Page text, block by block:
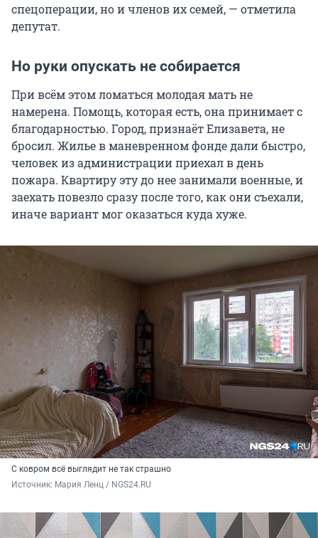
спецоперации, но и членов их семей, — отметила
депутат.
Но руки опускать не собирается
При всём этом ломаться молодая мать не
намерена. Помощь, которая есть, она принимает с
благодарностью. Город, признаёт Елизавета, не
бросил. Жилье в маневренном фонде дали быстро,
человек из администрации приехал в день
пожара. Квартиру эту до нее занимали военные, и
заехать повезло сразу после того, как они съехали,
иначе вариант мог оказаться куда хуже.
С ковром всё выглядит не так страшно
Источник: Мария Ленц / NGS24.RU